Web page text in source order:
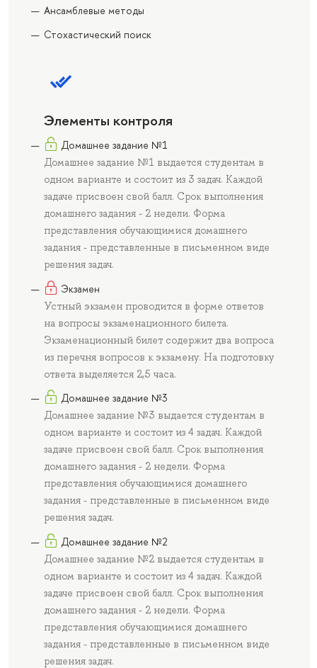
Ансамблевые методы
Стохастический поиск
Элементы контроля
Домашнее задание №1
Домашнее задание №1 выдается студентам в
одном варианте и состоит из 3 задач. Каждой
задаче присвоен свой балл. Срок выполнения
домашнего задания - 2 недели. Форма
представления обучающимися домашнего
задания - представленные в письменном виде
решения задач.
Экзамен
Устный экзамен проводится в форме ответов
на вопросы экзаменационного билета.
Экзаменационный билет содержит два вопроса
из перечня вопросов к экзамену. На подготовку
ответа выделяется 2,5 часа.
Домашнее задание №3
Домашнее задание №3 выдается студентам в
одном варианте и состоит из 4 задач. Каждой
задаче присвоен свой балл. Срок выполнения
домашнего задания - 2 недели. Форма
представления обучающимися домашнего
задания - представленные в письменном виде
решения задач.
Домашнее задание №2
Домашнее задание №2 выдается студентам в
одном варианте и состоит из 4 задач. Каждой
задаче присвоен свой балл. Срок выполнения
домашнего задания - 2 недели. Форма
представления обучающимися домашнего
задания - представленные в письменном виде
решения задач.